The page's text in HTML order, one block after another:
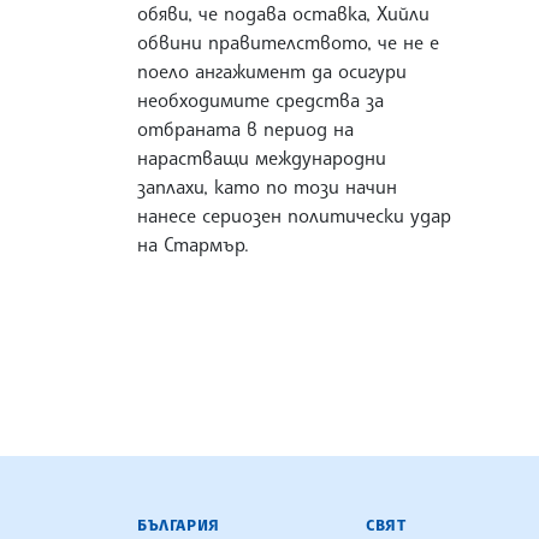
обяви, че подава оставка, Хийли
обвини правителството, че не е
поело ангажимент да осигури
необходимите средства за
отбраната в период на
нарастващи международни
заплахи, като по този начин
нанесе сериозен политически удар
на Стармър.
БЪЛГАРСКА ТЕЛЕГРАФНА
БЪЛГАРИЯ СВЯТ